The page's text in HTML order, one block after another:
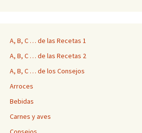
A, B, C … de las Recetas 1
A, B, C … de las Recetas 2
A, B, C … de los Consejos
Arroces
Bebidas
Carnes y aves